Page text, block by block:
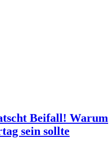
Beifall! Warum
sein sollte